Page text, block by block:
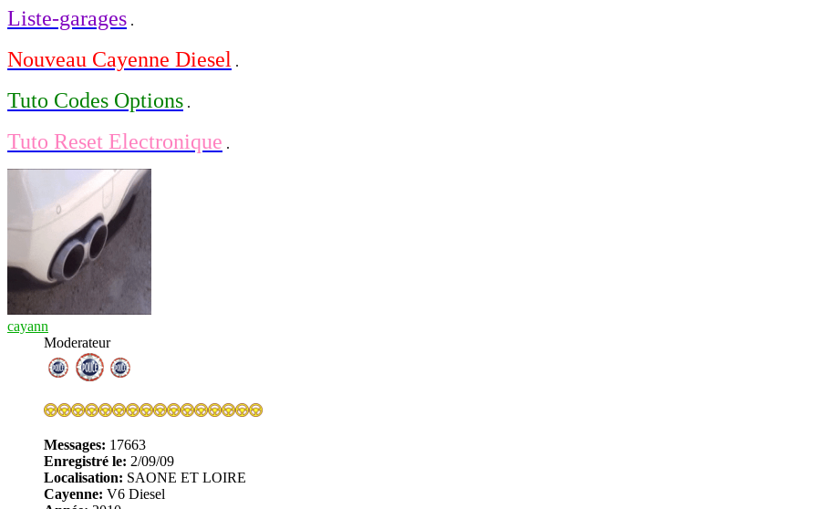
Liste-garages .
Nouveau Cayenne Diesel .
Tuto Codes Options .
Tuto Reset Electronique .
cayann
Moderateur
Messages: 17663
Enregistré le: 2/09/09
Localisation: SAONE ET LOIRE
Cayenne: V6 Diesel